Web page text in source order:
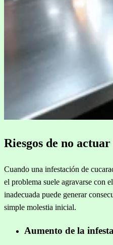
Riesgos de no
Cuando una infestación de
el problema suele agravarse con
inadecuada puede generar
simple molestia inicial.
Aumento de la